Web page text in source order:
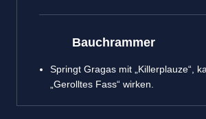
Bauchrammer
Springt Gragas mit „Killerplauze“,
„Gerolltes Fass“ wirken.